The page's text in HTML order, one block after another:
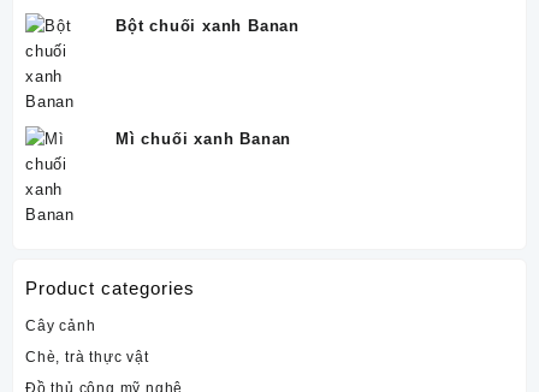
Bột chuối xanh Banan
Mì chuối xanh Banan
Product categories
Cây cảnh
Chè, trà thực vật
Đồ thủ công mỹ nghệ